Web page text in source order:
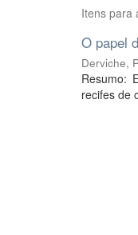
Itens para
O papel
Derviche,
Resumo:
recifes de